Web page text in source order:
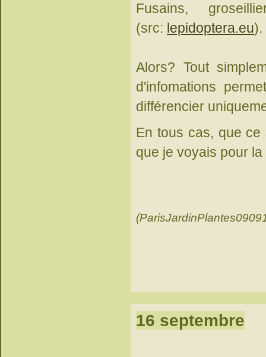
Fusains,
(src: lepidoptera.eu).
Alors? Tout
d'infomations
différencier
En tous cas, que
que je voyais pour
16 septembre